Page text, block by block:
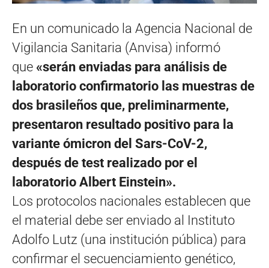
En un comunicado la Agencia Nacional de
Vigilancia Sanitaria (Anvisa) informó
que «serán enviadas para análisis de
laboratorio confirmatorio las muestras de
dos brasileños que, preliminarmente,
presentaron resultado positivo para la
variante ómicron del Sars-CoV-2,
después de test realizado por el
laboratorio Albert Einstein».
Los protocolos nacionales establecen que
el material debe ser enviado al Instituto
Adolfo Lutz (una institución pública) para
confirmar el secuenciamiento genético,